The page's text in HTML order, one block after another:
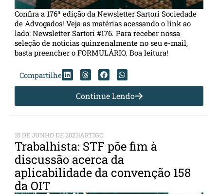
Confira a 176ª edição da Newsletter Sartori Sociedade
de Advogados! Veja as matérias acessando o link ao
lado: Newsletter Sartori #176. Para receber nossa
seleção de notícias quinzenalmente no seu e-mail,
basta preencher o FORMULÁRIO. Boa leitura!
Compartilhe
Continue Lendo
15 DE JUNHO DE 2023ARTIGO
Trabalhista: STF põe fim à
discussão acerca da
aplicabilidade da convenção 158
da OIT